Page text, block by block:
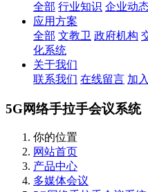
全部 行业知识 企业动
应用方案
全部 文教卫 政府机构
化系统
关于我们
联系我们 在线留言 加
5G网络手拉手会议系统
你的位置
网站首页
产品中心
多媒体会议